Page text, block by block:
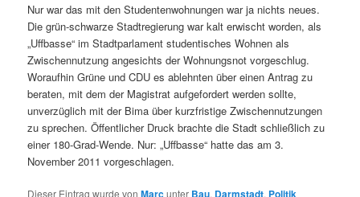
Nur war das mit den Studentenwohnungen war ja nichts neues.
Die grün-schwarze Stadtregierung war kalt erwischt worden, als
„Uffbasse“ im Stadtparlament studentisches Wohnen als
Zwischennutzung angesichts der Wohnungsnot vorgeschlug.
Woraufhin Grüne und CDU es ablehnten über einen Antrag zu
beraten, mit dem der Magistrat aufgefordert werden sollte,
unverzüglich mit der Bima über kurzfristige Zwischennutzungen
zu sprechen. Öffentlicher Druck brachte die Stadt schließlich zu
einer 180-Grad-Wende. Nur: „Uffbasse“ hatte das am 3.
November 2011 vorgeschlagen.
Dieser Eintrag wurde vonMarcunter Bau, Darmstadt, Politik